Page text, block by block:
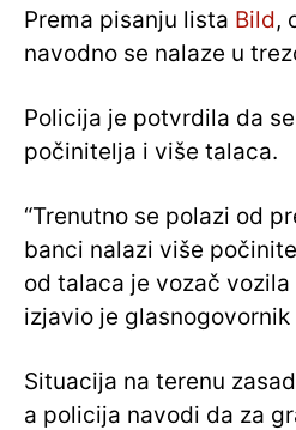
Prema pisanju lista Bild,
navodno se nalaze u
Policija je potvrdila da
počinitelja i više talaca.
“Trenutno se polazi od
banci nalazi više
od talaca je vozač vozila
izjavio je
Situacija na terenu
a policija navodi da za